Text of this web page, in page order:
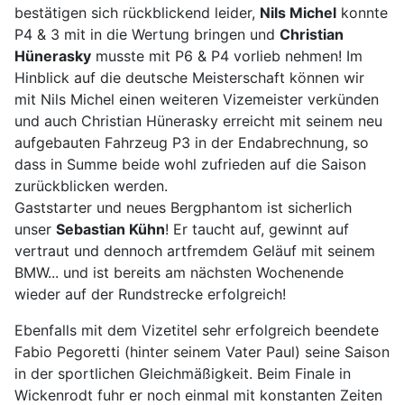
bestätigen sich rückblickend leider, Nils Michel konnte
P4 & 3 mit in die Wertung bringen und Christian
Hünerasky musste mit P6 & P4 vorlieb nehmen! Im
Hinblick auf die deutsche Meisterschaft können wir
mit Nils Michel einen weiteren Vizemeister verkünden
und auch Christian Hünerasky erreicht mit seinem neu
aufgebauten Fahrzeug P3 in der Endabrechnung, so
dass in Summe beide wohl zufrieden auf die Saison
zurückblicken werden.
Gaststarter und neues Bergphantom ist sicherlich
unser Sebastian Kühn! Er taucht auf, gewinnt auf
vertraut und dennoch artfremdem Geläuf mit seinem
BMW... und ist bereits am nächsten Wochenende
wieder auf der Rundstrecke erfolgreich!
Ebenfalls mit dem Vizetitel sehr erfolgreich beendete
Fabio Pegoretti (hinter seinem Vater Paul) seine Saison
in der sportlichen Gleichmäßigkeit. Beim Finale in
Wickenrodt fuhr er noch einmal mit konstanten Zeiten